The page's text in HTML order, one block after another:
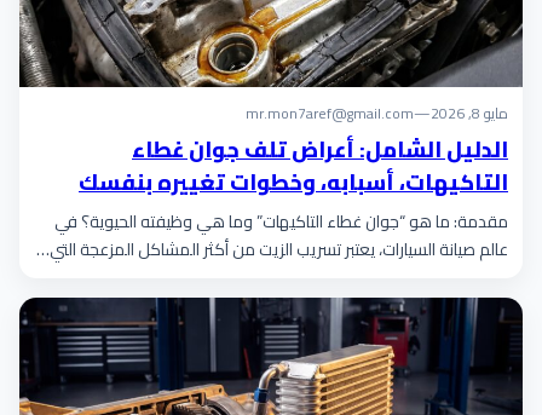
مايو 8, 2026 —
mr.mon7aref@gmail.com
الدليل الشامل: أعراض تلف جوان غطاء
التاكيهات، أسبابه، وخطوات تغييره بنفسك
مقدمة: ما هو “جوان غطاء التاكيهات” وما هي وظيفته الحيوية؟ في
عالم صيانة السيارات، يعتبر تسريب الزيت من أكثر المشاكل المزعجة التي…